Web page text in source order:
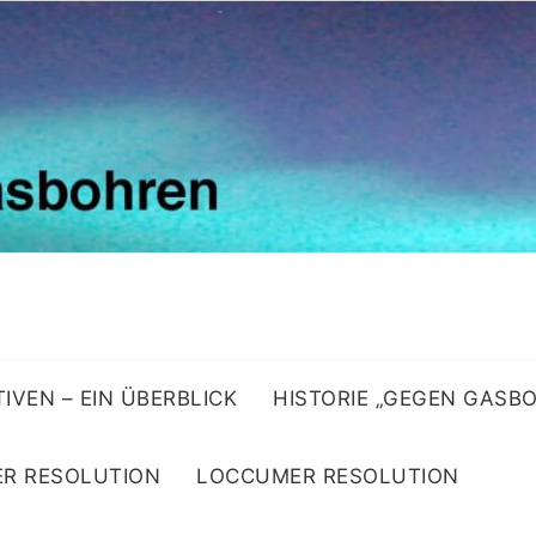
– EIN ÜBERBLICK HISTORIE „GEGEN
RESOLUTION LOCCUMER RESOLUTION